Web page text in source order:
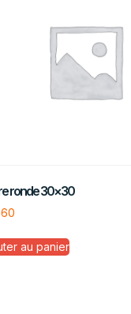
ronde 30×30
au panier